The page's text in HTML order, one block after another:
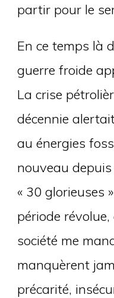
partir pour le
En ce temps là
guerre froide
La crise
décennie
au énergies
nouveau
« 30 glorieuses
période
société me
manquèrent
précarité,